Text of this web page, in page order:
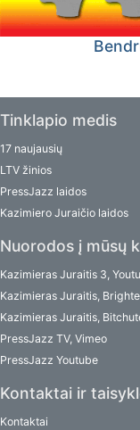
Tinklapio medis
17 naujausių
LTV žinios
PressJazz laidos
Kazimiero Juraičio laidos
Nuorodos į mūsų
Kazimieras Juraitis 3,
Kazimieras Juraitis,
Kazimieras Juraitis,
PressJazz TV, Vimeo
PressJazz Youtube
Kontaktai ir
Kontaktai